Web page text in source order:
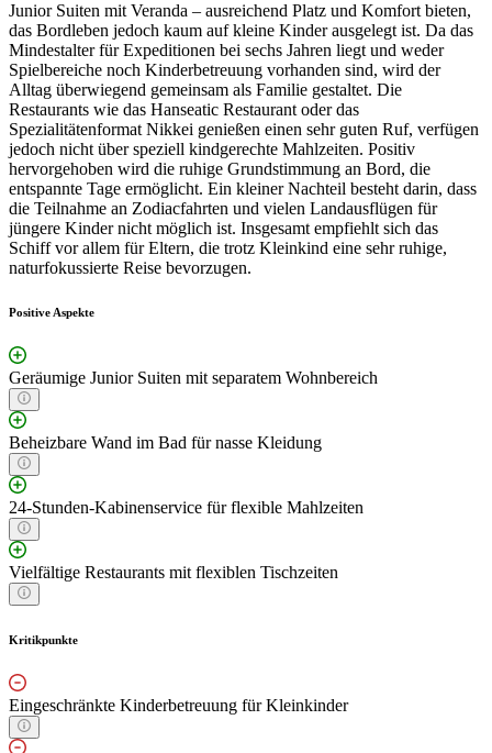
Junior Suiten mit Veranda – ausreichend Platz und Komfort bieten,
das Bordleben jedoch kaum auf kleine Kinder ausgelegt ist. Da das
Mindestalter für Expeditionen bei sechs Jahren liegt und weder
Spielbereiche noch Kinderbetreuung vorhanden sind, wird der
Alltag überwiegend gemeinsam als Familie gestaltet. Die
Restaurants wie das Hanseatic Restaurant oder das
Spezialitätenformat Nikkei genießen einen sehr guten Ruf, verfügen
jedoch nicht über speziell kindgerechte Mahlzeiten. Positiv
hervorgehoben wird die ruhige Grundstimmung an Bord, die
entspannte Tage ermöglicht. Ein kleiner Nachteil besteht darin, dass
die Teilnahme an Zodiacfahrten und vielen Landausflügen für
jüngere Kinder nicht möglich ist. Insgesamt empfiehlt sich das
Schiff vor allem für Eltern, die trotz Kleinkind eine sehr ruhige,
naturfokussierte Reise bevorzugen.
Positive Aspekte
Geräumige Junior Suiten mit separatem Wohnbereich
Beheizbare Wand im Bad für nasse Kleidung
24-Stunden-Kabinenservice für flexible Mahlzeiten
Vielfältige Restaurants mit flexiblen Tischzeiten
Kritikpunkte
Eingeschränkte Kinderbetreuung für Kleinkinder